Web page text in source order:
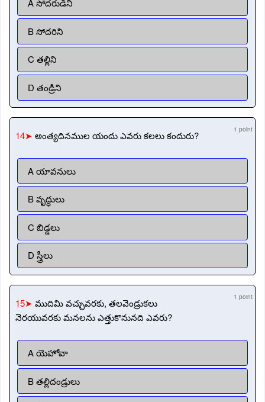
A సోదరుడిని
B సోదరిని
C తల్లిని
D తండ్రిని
14➤ అంత్యదినముల యందు ఎవరు కలలు కందురు? 1 point
A యావనులు
B వృద్ధులు
C బిడ్డలు
D స్త్రీలు
15➤ ముదిమి వచ్చువరకు, తలవెండ్రుకలు
నెరయువరకు మనలను ఎత్తుకొనునది ఎవరు?
1 point
A యెహోవా
B తల్లిదండ్రులు